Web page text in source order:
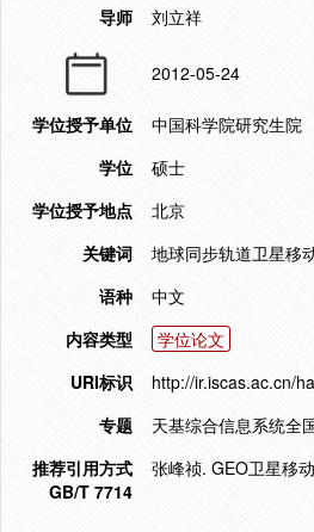
导师
刘立祥
2012-05-24
学位授予单位
中国科学院研究生院
学位
硕士
学位授予地点
北京
关键词
地球同步轨道卫星移
语种
中文
内容类型
学位论文
URI标识
http://ir.iscas.ac.cn/
专题
天基综合信息系统全
推荐引用方式
GB/T 7714
张峰祯. GEO卫星移